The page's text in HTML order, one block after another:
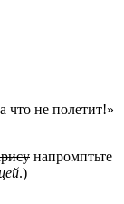
не полетит!»
напромптьте
.)